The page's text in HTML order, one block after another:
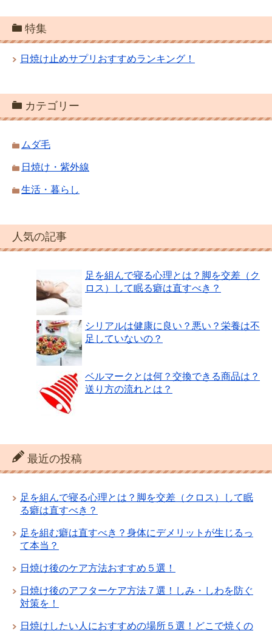
特集
日焼け止めサプリおすすめランキング！
カテゴリー
ムダ毛
日焼け・紫外線
生活・暮らし
人気の記事
足を組んで寝る心理とは？脚を交差（ク
ロス）して眠る癖は直すべき？
シリアルは健康に良い？悪い？栄養は不
足していないの？
ベルマークとは何？交換できる商品は？
送り方の流れとは？
最近の投稿
足を組んで寝る心理とは？脚を交差（クロス）して眠
る癖は直すべき？
足を組む癖は直すべき？身体にデメリットが生じるっ
て本当？
日焼け後のケア方法おすすめ５選！
日焼け後のアフターケア方法７選！しみ・しわを防ぐ
対策を！
日焼けしたい人におすすめの場所５選！どこで焼くの